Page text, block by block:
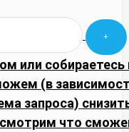
или собираетесь
(в
запроса)
что